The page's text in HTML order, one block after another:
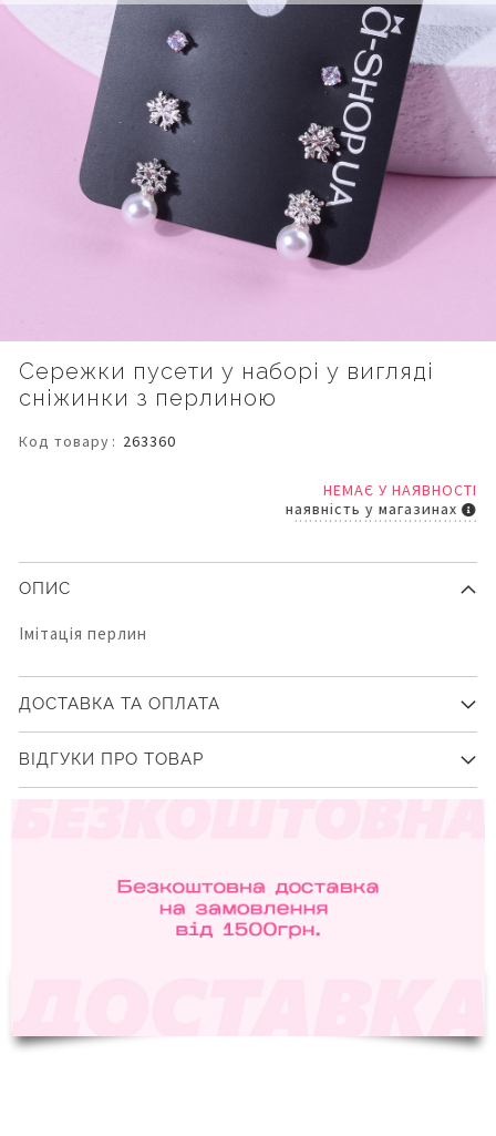
Сережки пусети у наборі у вигляді
сніжинки з перлиною
Код товару 263360
НЕМАЄ У НАЯВНОСТІ
наявність у магазинах
початку
зображень
ОПИС
Імітація перлин
ДОСТАВКА ТА ОПЛАТА
ВІДГУКИ ПРО ТОВАР